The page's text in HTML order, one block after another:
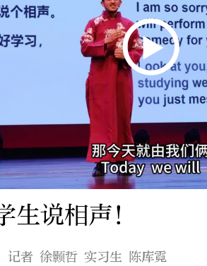
生说相声！
| 记者 徐颢哲 实习生 陈库霓